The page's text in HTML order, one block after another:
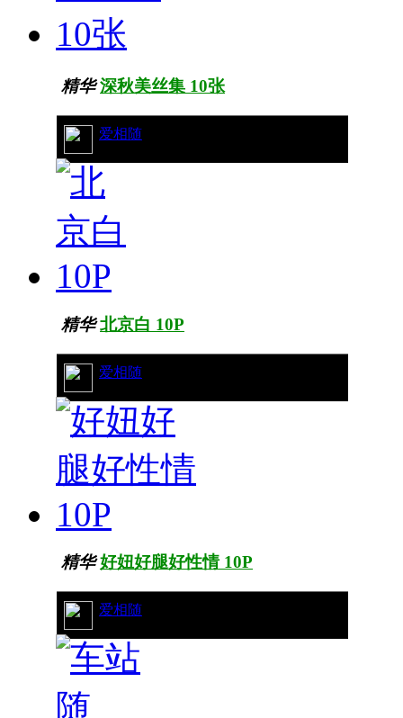
精华 深秋美丝集 10张
爱相随
精华 北京白 10P
爱相随
精华 好妞好腿好性情 10P
爱相随